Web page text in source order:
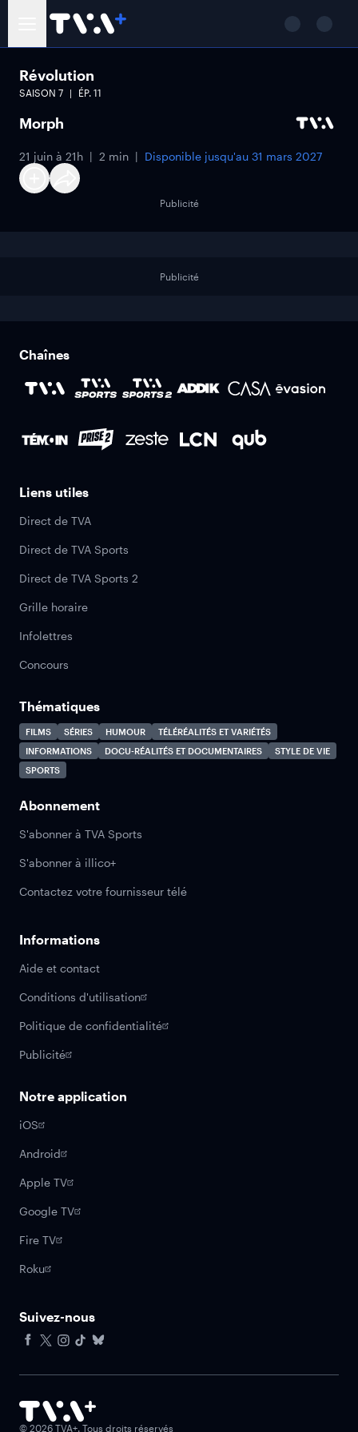
Révolution
SAISON 7 ÉP. 11
Morph
21 juin à 21h 2 min Disponible jusqu'au 31 mars 2027
Publicité
Publicité
Chaînes
Liens utiles
Direct de TVA
Direct de TVA Sports
Direct de TVA Sports 2
Grille horaire
Infolettres
Concours
Thématiques
FILMS SÉRIES HUMOUR
TÉLÉRÉALITÉS ET VARIÉTÉS
INFORMATIONS
DOCU-RÉALITÉS ET DOCUMENTAIRES
STYLE DE VIE
SPORTS
Abonnement
S'abonner à TVA Sports
S'abonner à illico+
Contactez votre fournisseur télé
Informations
Aide et contact
Conditions d'utilisation
Politique de confidentialité
Publicité
Notre application
iOS
Android
Apple TV
Google TV
Fire TV
Roku
Suivez-nous
© 2026 TVA+. Tous droits réservés